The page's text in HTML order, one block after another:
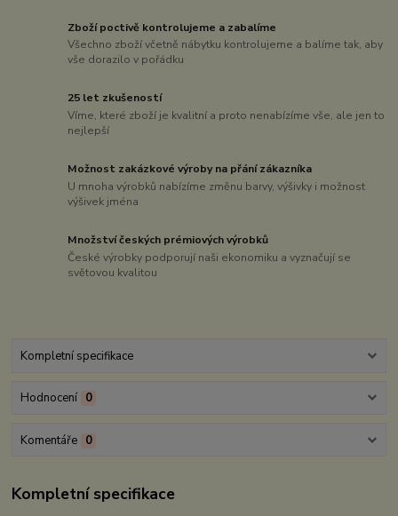
Zboží poctivě kontrolujeme a zabalíme
Všechno zboží včetně nábytku kontrolujeme a balíme tak, aby
vše dorazilo v pořádku
25 let zkušeností
Víme, které zboží je kvalitní a proto nenabízíme vše, ale jen to
nejlepší
Možnost zakázkové výroby na přání zákazníka
U mnoha výrobků nabízíme změnu barvy, výšivky i možnost
výšivek jména
Množství českých prémiových výrobků
České výrobky podporují naši ekonomiku a vyznačují se
světovou kvalitou
Kompletní specifikace
Hodnocení 0
Komentáře 0
Kompletní specifikace